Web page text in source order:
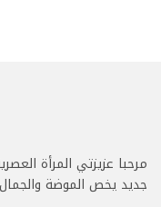
مرحبا عزيزتي المرأة
جديد يخص الموضة